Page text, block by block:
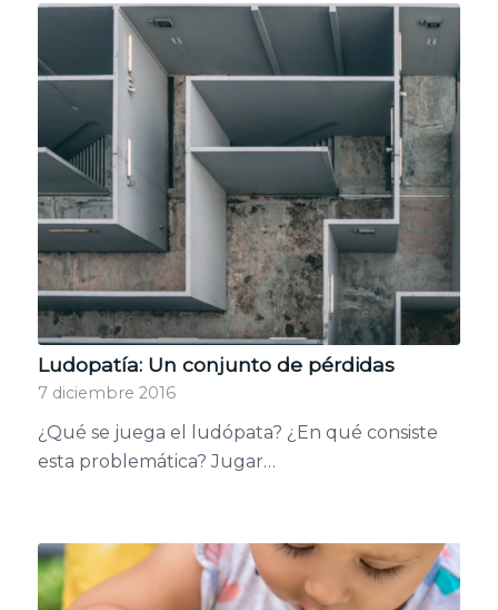
Ludopatía: Un conjunto de pérdidas
7 diciembre 2016
¿Qué se juega el ludópata? ¿En qué consiste
esta problemática? Jugar…